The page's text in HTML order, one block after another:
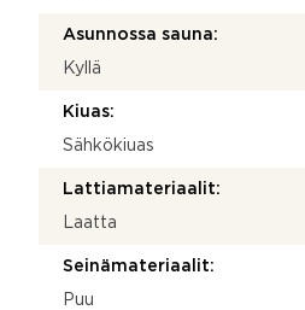
Asunnossa sauna:
Kyllä
Kiuas:
Sähkökiuas
Lattiamateriaalit:
Laatta
Seinämateriaalit:
Puu